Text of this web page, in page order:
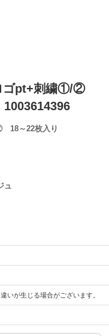
ゴpt+刺繍①/②
1003614396
～22枚入り
ュ
いが生じる場合がございます。